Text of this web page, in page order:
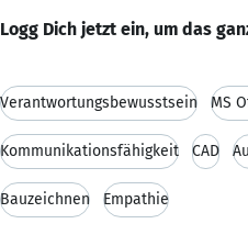
Logg Dich jetzt ein, um das
Verantwortungsbewusstsein MS
Kommunikationsfähigkeit CAD
Bauzeichnen Empathie